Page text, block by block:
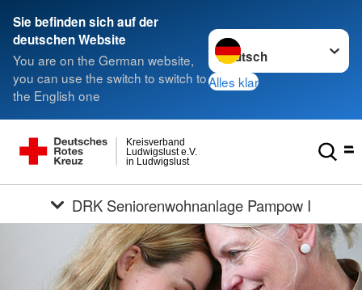
Sie befinden sich auf der
deutschen Website
You are on the German website,
you can use the switch to switch to
the English one
Sprache wechseln zu
Alles klar
in Ludwigslust
Ludwigslust e.V.
Kreisverband
DRK Seniorenwohnanlage Pampow I